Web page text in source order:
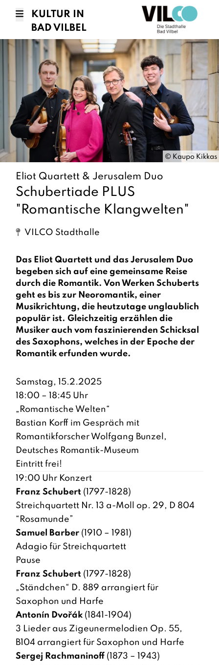
KULTUR IN
BAD VILBEL
© Kaupo Kikkas
Eliot Quartett & Jerusalem Duo
Schubertiade PLUS
"Romantische Klangwelten"
VILCO Stadthalle
Das Eliot Quartett und das Jerusalem Duo
begeben sich auf eine gemeinsame Reise
durch die Romantik. Von Werken Schuberts
geht es bis zur Neoromantik, einer
Musikrichtung, die heutzutage unglaublich
populär ist. Gleichzeitig erzählen die
Musiker auch vom faszinierenden Schicksal
des Saxophons, welches in der Epoche der
Romantik erfunden wurde.
Samstag, 15.2.2025
18:00 – 18:45 Uhr
„Romantische Welten“
Bastian Korff im Gespräch mit
Romantikforscher Wolfgang Bunzel,
Deutsches Romantik-Museum
Eintritt frei!
19:00 Uhr Konzert
Franz Schubert (1797-1828)
Streichquartett Nr. 13 a-Moll op. 29, D 804
“Rosamunde”
Samuel Barber (1910 – 1981)
Adagio für Streichquartett
Pause
Franz Schubert (1797-1828)
„Ständchen“ D. 889 arrangiert für
Saxophon und Harfe
Antonín Dvořák (1841-1904)
3 Lieder aus Zigeunermelodien Op. 55,
B104 arrangiert für Saxophon und Harfe
Sergej Rachmaninoff (1873 – 1943)